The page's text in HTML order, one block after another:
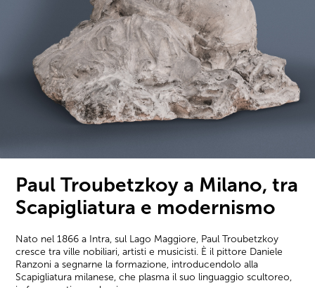
Paul Troubetzkoy a Milano, tra
Scapigliatura e modernismo
Nato nel 1866 a Intra, sul Lago Maggiore, Paul Troubetzkoy
cresce tra ville nobiliari, artisti e musicisti. È il pittore Daniele
Ranzoni a segnarne la formazione, introducendolo alla
Scapigliatura milanese, che plasma il suo linguaggio scultoreo,